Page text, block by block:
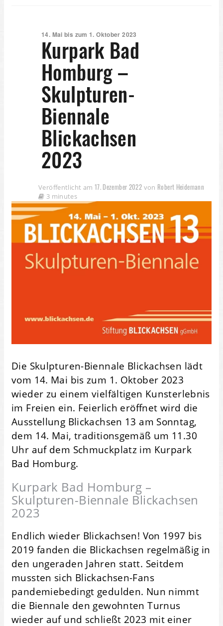
14. Mai bis zum 1. Oktober 2023
Kurpark Bad
Homburg –
Skulpturen-
Biennale
Blickachsen
2023
Veröffentlicht am 17. Dezember 2022 von Robert Heidemann
3 minutes
Die Skulpturen-Biennale Blickachsen lädt
vom 14. Mai bis zum 1. Oktober 2023
wieder zu einem vielfältigen Kunsterlebnis
im Freien ein. Feierlich eröffnet wird die
Ausstellung Blickachsen 13 am Sonntag,
dem 14. Mai, traditionsgemäß um 11.30
Uhr auf dem Schmuckplatz im Kurpark
Bad Homburg.
Kurpark Bad Homburg –
Skulpturen-Biennale Blickachsen
2023
Endlich wieder Blickachsen! Von 1997 bis
2019 fanden die Blickachsen regelmäßig in
den ungeraden Jahren statt. Seitdem
mussten sich Blickachsen-Fans
pandemiebedingt gedulden. Nun nimmt
die Biennale den gewohnten Turnus
wieder auf und schließt 2023 mit einer